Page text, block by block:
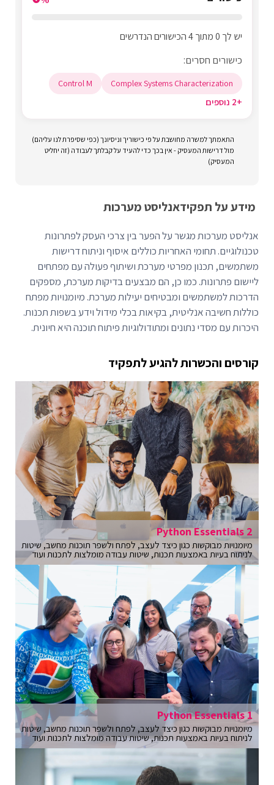
יש לך 0 מתוך 4 הכישורים הנדרשים
כישורים חסרים:
Complex Systems Characterization
Control M
+2 נוספים
התאמתך למשרה מחושבת על פי כישוריך וניסיונך (כפי שסיפרת לנו עליהם)
מול דרישות המעסיק - אין בכך כדי להעיד על קבלתך לעבודה (זה יחליט
המעסיק)
מידע על תפקידאנליסט מערכות
אנליסט מערכות מגשר על הפער בין צרכי העסק לפתרונות
טכנולוגיים. תחומי האחריות כוללים איסוף וניתוח דרישות
משתמשים, תכנון מפרטי מערכת ושיתוף פעולה עם מפתחים
ליישום פתרונות. כמו כן, הם מבצעים בדיקות מערכת, מספקים
הדרכות למשתמשים ומבטיחים יעילות מערכת. מיומנויות מפתח
כוללות חשיבה אנליטית, בקיאות בכלי מידול וידע בשפות תכנות.
היכרות עם מסדי נתונים ומתודולוגיות פיתוח תוכנה היא חיונית.
קורסים והכשרות להגיע לתפקיד
Python Essentials 2
מיומנויות מבוקשות כגון כיצד לעצב, לפתח ולשפר תוכנות מחשב, שיטות
לניתוח בעיות באמצעות תכנות, שיטות עבודה מומלצות לתכנות ועוד
Python Essentials 1
מיומנויות מבוקשות כגון כיצד לעצב, לפתח ולשפר תוכנות מחשב, שיטות
לניתוח בעיות באמצעות תכנות, שיטות עבודה מומלצות לתכנות ועוד